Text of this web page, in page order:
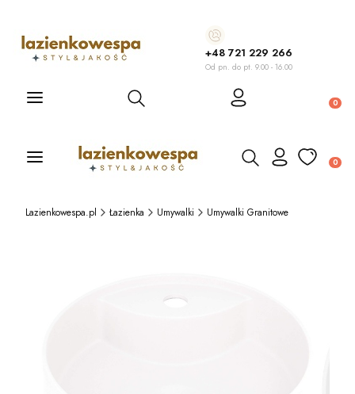
+48 721 229 266
Od pn. do pt. 9.00 - 16.00
Otwórz wyszukiwarkę
Otwórz wyszukiwarkę
Lazienkowespa.pl Łazienka Umywalki Umywalki Granitowe